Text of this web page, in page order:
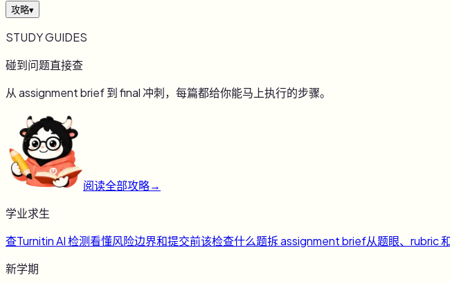
攻略▾
STUDY GUIDES
碰到问题直接查
从 assignment brief 到 final 冲刺，每篇都给你能马上执行的步骤。
阅读全部攻略→
学业求生
查Turnitin AI 检测看懂风险边界和提交前该检查什么题拆 assignment brief从题眼、rubric
新学期